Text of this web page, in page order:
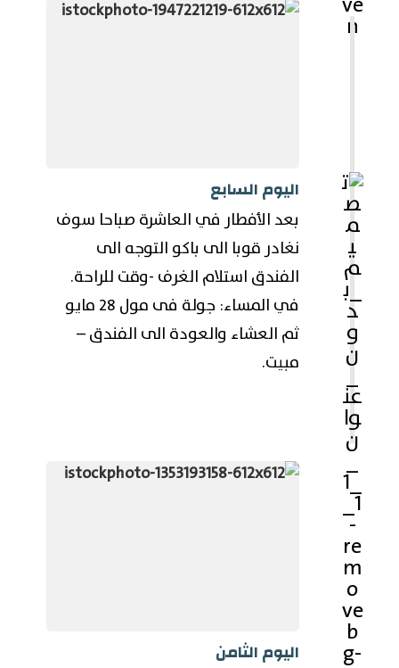
اليوم السابع
بعد الأفطار في العاشرة صباحا سوف
نغادر قوبا الى باكو التوجه الى
الفندق استلام الغرف -وقت للراحة.
في المساء: جولة فى مول 28 مايو
ثم العشاء والعودة الى الفندق –
مبيت.
اليوم الثامن